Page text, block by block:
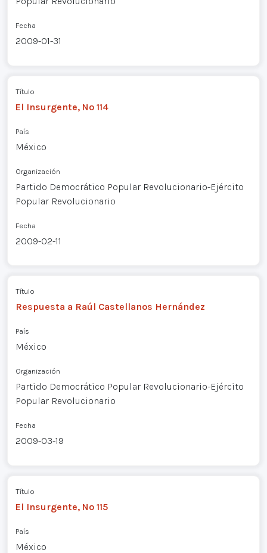
Fecha
2009-01-31
Título
El Insurgente, Nº 114
País
México
Organización
Partido Democrático Popular Revolucionario-Ejército
Popular Revolucionario
Fecha
2009-02-11
Título
Respuesta a Raúl Castellanos Hernández
País
México
Organización
Partido Democrático Popular Revolucionario-Ejército
Popular Revolucionario
Fecha
2009-03-19
Título
El Insurgente, Nº 115
País
México